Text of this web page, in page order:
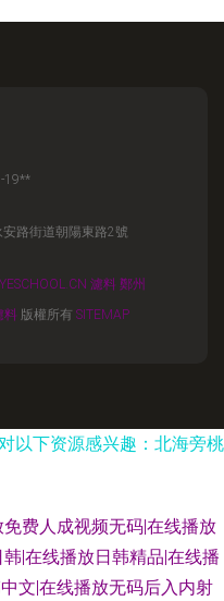
19**
路街道朝陽東路2號
濾料 鄭州
料 版權所有 SITEMAP
以下资源感兴趣：北海旁桃
费人成视频无码|在线播放
|在线播放日韩精品|在线播
文|在线播放无码后入内射